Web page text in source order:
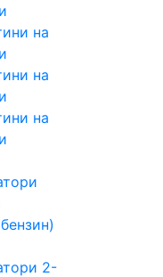
на
на
на
2-